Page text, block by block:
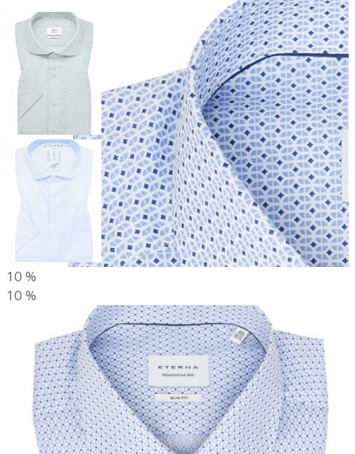
10 %
10 %